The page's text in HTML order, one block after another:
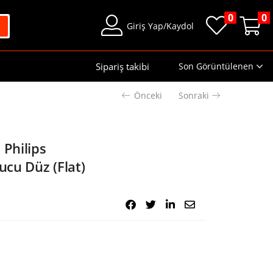
Giriş Yap/Kaydol
0 0
Sipariş takibi Son Görüntülenen
Önceki Sonraki
Philips
Düz (Flat)